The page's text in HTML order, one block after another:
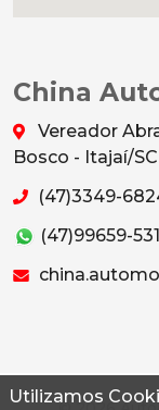
Utilizamos
China
Vereador
Bosco - Itajaí/
(47)3349-
(47)99659-